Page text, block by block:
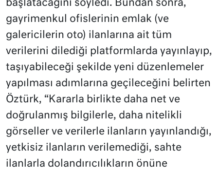
başlatacağını söyledi. Bundan sonra,
gayrimenkul ofislerinin emlak (ve
galericilerin oto) ilanlarına ait tüm
verilerini dilediği platformlarda yayınlayıp,
taşıyabileceği şekilde yeni düzenlemeler
yapılması adımlarına geçileceğini belirten
Öztürk, “Kararla birlikte daha net ve
doğrulanmış bilgilerle, daha nitelikli
görseller ve verilerle ilanların yayınlandığı,
yetkisiz ilanların verilemediği, sahte
ilanlarla dolandırıcılıkların önüne